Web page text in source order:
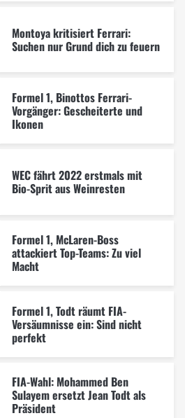
Montoya kritisiert Ferrari:
Suchen nur Grund dich zu feuern
Formel 1, Binottos Ferrari-
Vorgänger: Gescheiterte und
Ikonen
WEC fährt 2022 erstmals mit
Bio-Sprit aus Weinresten
Formel 1, McLaren-Boss
attackiert Top-Teams: Zu viel
Macht
Formel 1, Todt räumt FIA-
Versäumnisse ein: Sind nicht
perfekt
FIA-Wahl: Mohammed Ben
Sulayem ersetzt Jean Todt als
Präsident